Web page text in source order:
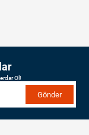
Ol!
Gönder